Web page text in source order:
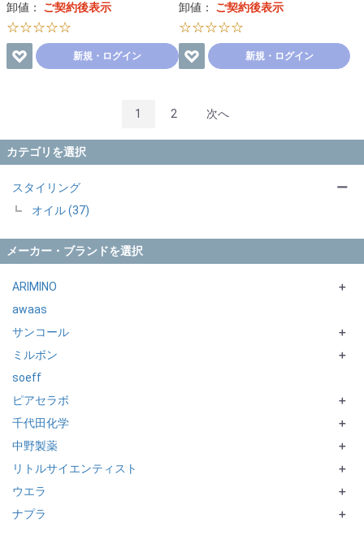
カテゴリを選択
スタイリング
オイル (37)
ー
メーカー・ブランドを選択
ARIMINO
BS STYLING
SPRINAGE
dance design tuner
＋
awaas
サンコール
KIITOS BLANC
BOTANIENCE
＋
ミルボン
Elujudaシリーズ
OW BYE TORI
jemile fran シリーズ
MIIINCURL
DOOR
＋
soeff
ピアセラボ
EANS
＋
千代田化学
DELAXIORシリーズ
＋
中野製薬
GLAMOROUS CURL
＋
リトルサイエンティスト
ワクワクの種
＋
ウエラ
KolorMotion+
＋
ナプラ
＋
卸値： ご契約後表示
☆☆☆☆☆
新規・ログイン
卸値： ご契約後表示
☆☆☆☆☆
新規・ログイン
1 2 次へ